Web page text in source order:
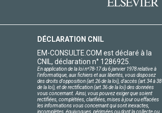
DÉCLARATION CNIL
EM-CONSULTE.COM est déclaré à la
CNIL, déclaration n° 1286925.
En application de la loi nº78-17 du 6 janvier 1978 relative à
l'informatique, aux fichiers et aux libertés, vous disposez
des droits d'opposition (art.26 de la loi), d'accès (art.34 à 38
de la loi), et de rectification (art.36 de la loi) des données
vous concernant. Ainsi, vous pouvez exiger que soient
rectifiées, complétées, clarifiées, mises à jour ou effacées
les informations vous concernant qui sont inexactes,
incomplètes, équivoques, périmées ou dont la collecte ou